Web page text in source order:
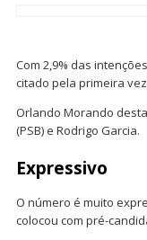
Com 2,9% das
citado pela primeira
Orlando Morando
(PSB) e Rodrigo Garcia.
Expressivo
O número é muito
colocou com pré-